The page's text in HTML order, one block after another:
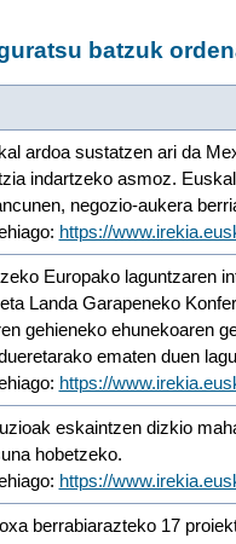
batzuk
ardoa sustatzen ari da
indartzeko asmoz.
negozio-aukera
https://
Europako laguntzaren
Landa Garapeneko
gehieneko ehunekoaren
ematen duen
https://
eskaintzen dizkio
hobetzeko.
https://
berrabiarazteko 17